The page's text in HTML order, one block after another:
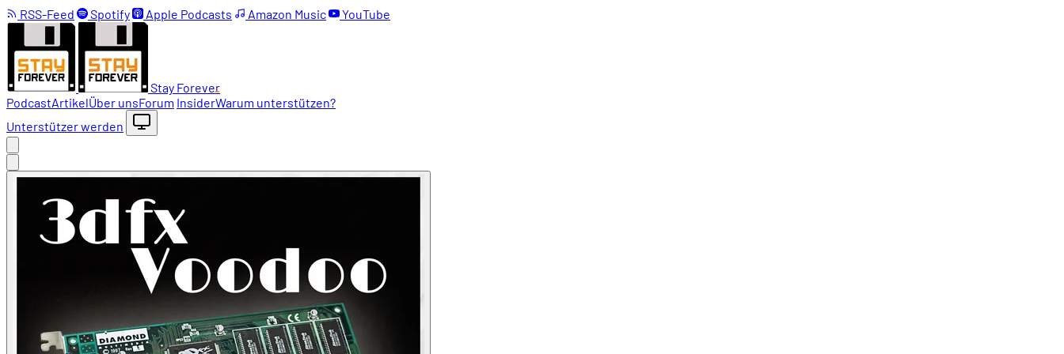
RSS-Feed Spotify Apple Podcasts Amazon Music YouTube
Stay Forever
PodcastArtikelÜber unsForum InsiderWarum unterstützen?
Unterstützer werden